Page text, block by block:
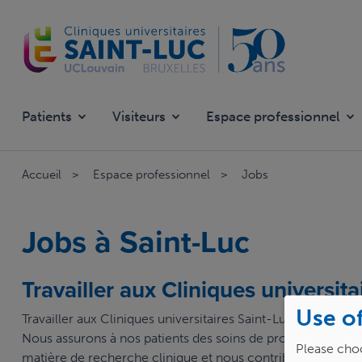
main
content
Patients Visiteurs Espace professionnel
Accueil Espace professionnel Jobs
Jobs à Saint-Luc
Travailler aux Cliniques
Travailler aux Cliniques universitaires Saint-Luc, c'est
Nous assurons à nos patients des soins de proximité, de
matière de recherche clinique et nous contribuons à
Use
Please